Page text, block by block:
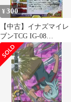
¥300
【中古】イナズマイレ
ブンTCG IG-08
040/068[SR]：佐久間 次
郎